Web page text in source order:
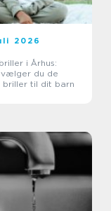
2026
i Århus:
du de
briller til dit barn